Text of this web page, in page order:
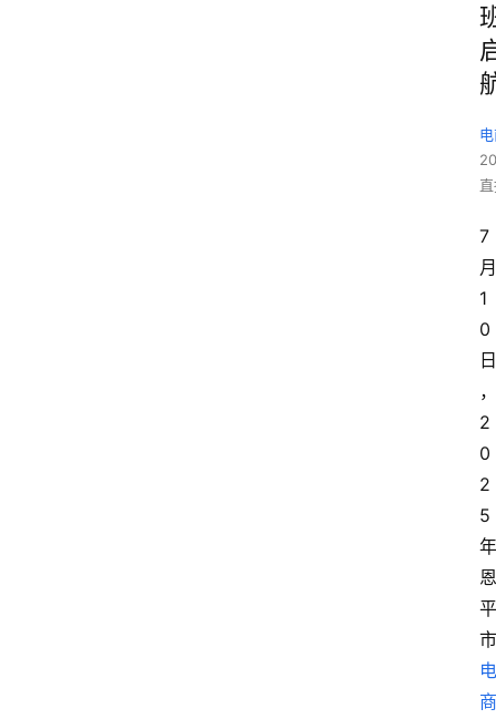
7
月
1
0
日
，
2
0
2
5
年
恩
平
市
电
商